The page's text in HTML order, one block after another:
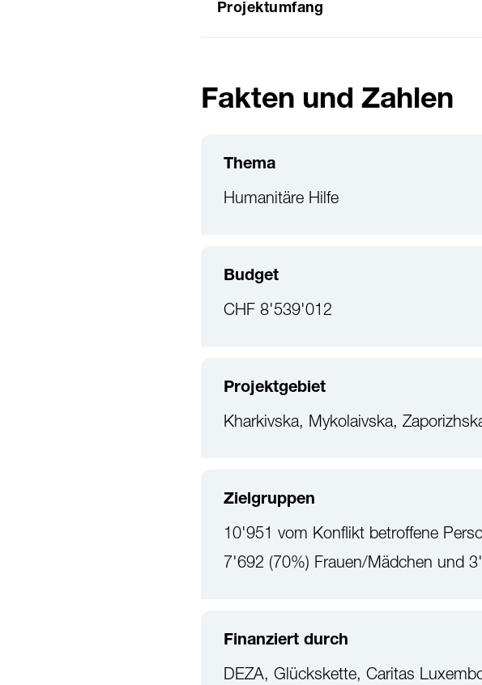
Projektumfang
Fakten und Zahlen
Thema
Humanitäre Hilfe
Budget
CHF 8'539'012
Projektgebiet
Kharkivska, Mykolaivska,
Zielgruppen
10'951 vom Konflikt betroffene
7'692 (70%) Frauen/Mädchen und
Finanziert durch
DEZA, Glückskette, Caritas